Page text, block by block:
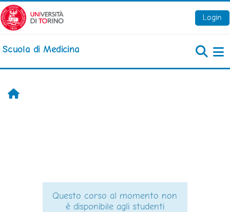
Vai al contenuto principale
Login
Scuola di Medicina
Home
Questo corso al momento non
è disponibile agli studenti